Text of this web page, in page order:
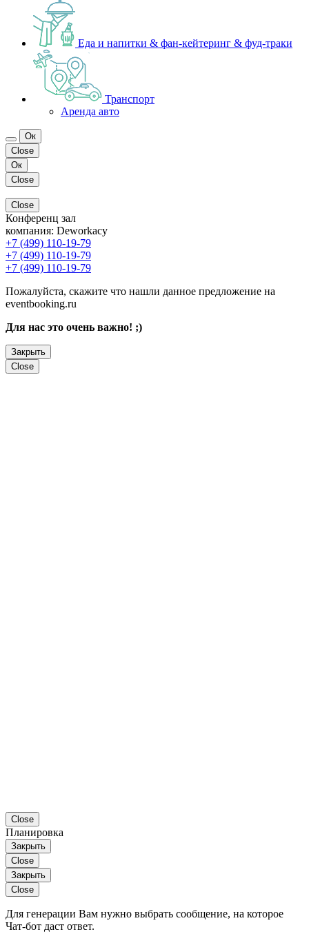
Еда и напитки & фан-кейтеринг & фуд-траки
Транспорт
Аренда авто
Ок
Close
Ок
Close
Close
Конференц зал
компания: Deworkacy
+7 (499) 110-19-79
+7 (499) 110-19-79
+7 (499) 110-19-79
Пожалуйста, скажите что нашли данное предложение на
eventbooking.ru
Для нас это очень важно! ;)
Закрыть
Close
Close
Планировка
Закрыть
Close
Закрыть
Close
Для генерации Вам нужно выбрать сообщение, на которое
Чат-бот даст ответ.